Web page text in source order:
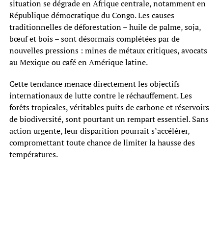
situation se dégrade en Afrique centrale, notamment en
République démocratique du Congo. Les causes
traditionnelles de déforestation – huile de palme, soja,
bœuf et bois – sont désormais complétées par de
nouvelles pressions : mines de métaux critiques, avocats
au Mexique ou café en Amérique latine.
Cette tendance menace directement les objectifs
internationaux de lutte contre le réchauffement. Les
forêts tropicales, véritables puits de carbone et réservoirs
de biodiversité, sont pourtant un rempart essentiel. Sans
action urgente, leur disparition pourrait s’accélérer,
compromettant toute chance de limiter la hausse des
températures.